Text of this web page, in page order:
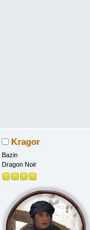
Kragor
Bazin
Dragon Noir